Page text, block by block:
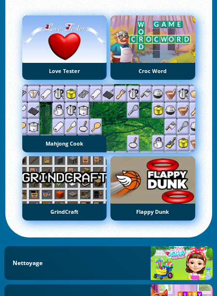
Love Tester Croc Word
Mahjong Cook
GrindCraft Flappy Dunk
Nettoyage